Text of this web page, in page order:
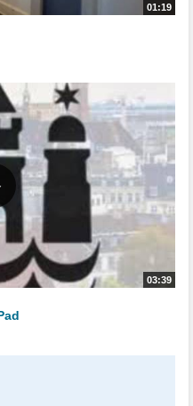
01:19
03:39